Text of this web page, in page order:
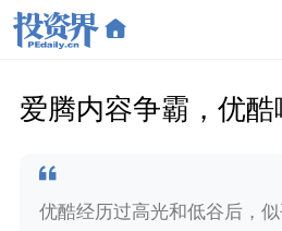
爱腾内容争霸，优酷
优酷经历过高光和低谷后，